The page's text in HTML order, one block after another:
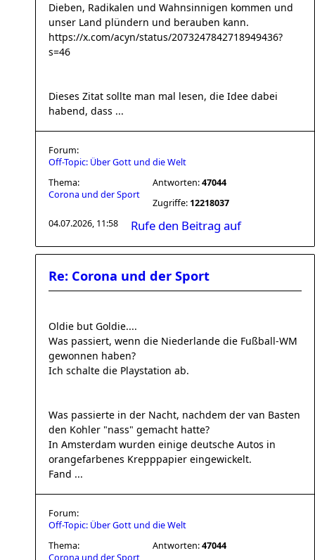
Dieben, Radikalen und Wahnsinnigen kommen und
unser Land plündern und berauben kann.
https://x.com/acyn/status/2073247842718949436?
s=46
Dieses Zitat sollte man mal lesen, die Idee dabei
habend, dass ...
Forum:
Off-Topic: Über Gott und die Welt
Thema:
Corona und der Sport
Antworten:47044
Zugriffe: 12218037
04.07.2026, 11:58
Rufe den Beitrag auf
Re: Corona und der Sport
Oldie but Goldie....
Was passiert, wenn die Niederlande die Fußball-WM
gewonnen haben?
Ich schalte die Playstation ab.
Was passierte in der Nacht, nachdem der van Basten
den Kohler "nass" gemacht hatte?
In Amsterdam wurden einige deutsche Autos in
orangefarbenes Krepppapier eingewickelt.
Fand ...
Forum:
Off-Topic: Über Gott und die Welt
Thema:
Corona und der Sport
Antworten:47044